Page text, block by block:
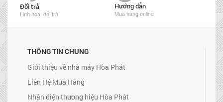
Đổi trả
Linh hoạt đổi trả
Hướng dẫn
Mua hàng online
THÔNG TIN CHUNG
Giới thiệu về nhà máy Hòa Phát
Liên Hệ Mua Hàng
Nhận diện thương hiệu Hòa Phát